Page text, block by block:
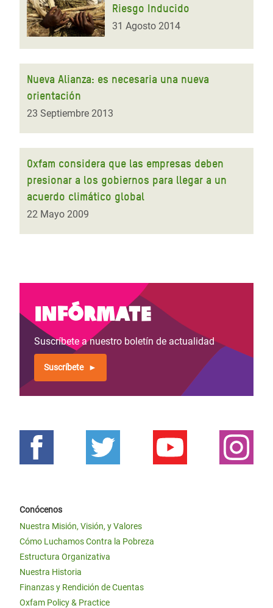
Riesgo Inducido
31 Agosto 2014
Nueva Alianza: es necesaria una nueva
orientación
23 Septiembre 2013
Oxfam considera que las empresas deben
presionar a los gobiernos para llegar a un
acuerdo climático global
22 Mayo 2009
Infórmate
Suscríbete a nuestro boletín de actualidad
Suscríbete
Conócenos
Nuestra Misión, Visión, y Valores
Cómo Luchamos Contra la Pobreza
Estructura Organizativa
Nuestra Historia
Finanzas y Rendición de Cuentas
Oxfam Policy & Practice